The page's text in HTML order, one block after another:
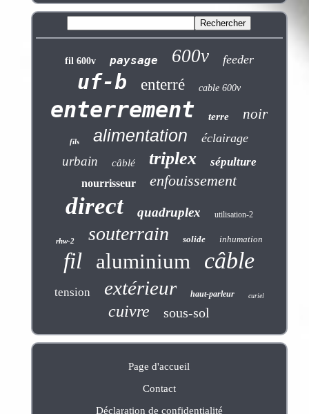
fil 600v paysage 600v feeder
uf-b enterré cable 600v
enterrement terre noir
fils alimentation éclairage
urbain câblé triplex sépulture
nourrisseur enfouissement
direct quadruplex utilisation-2
rhw-2 souterrain solide inhumation
fil aluminium câble
tension extérieur haut-parleur curiel
cuivre sous-sol
Page d'accueil
Contact
Déclaration de confidentialité